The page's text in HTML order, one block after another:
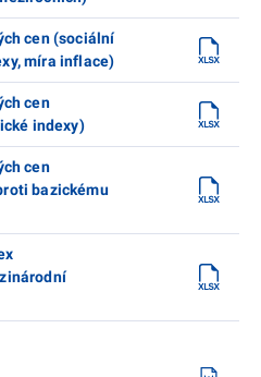
cen (sociální
míra inflace)
cen
indexy)
cen
bazickému